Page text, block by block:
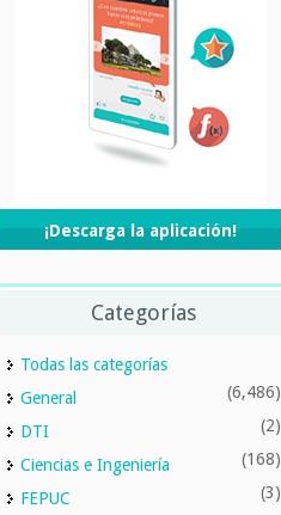
¡Descarga la aplicación!
Categorías
Todas las categorías
General
(6,486)
DTI (2)
Ciencias e Ingeniería (168)
FEPUC (3)